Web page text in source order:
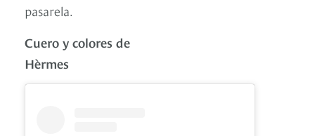
pasarela.
Cuero y colores de
Hèrmes